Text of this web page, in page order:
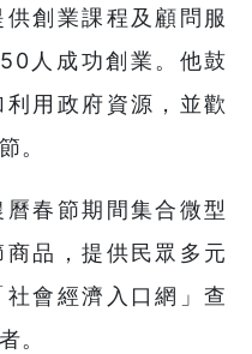
創業課程及顧問服
人成功創業。他鼓
用政府資源，並歡
。
春節期間集合微型
品，提供民眾多元
會經濟入口網」查
。